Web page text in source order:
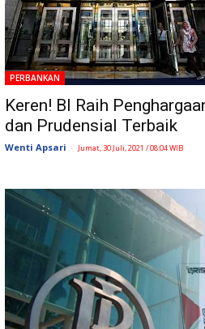
PERBANKAN
Keren! BI Raih
dan Prudensial Terbaik
Wenti Apsari - Jumat, 30 Juli, 2021 / 08:04 WIB